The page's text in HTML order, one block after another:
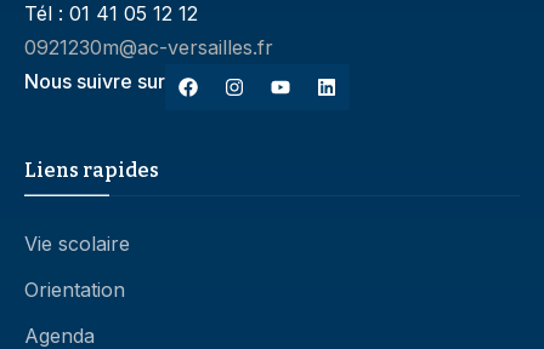
Tél : 01 41 05 12 12
0921230m@ac-versailles.fr
Nous suivre sur
Liens rapides
Vie scolaire
Orientation
Agenda